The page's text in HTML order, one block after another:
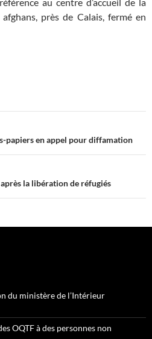
près de Calais, fermé en
papiers en appel pour diffamation
la libération de réfugiés
du ministère de l’Intérieur
OQTF à des personnes non